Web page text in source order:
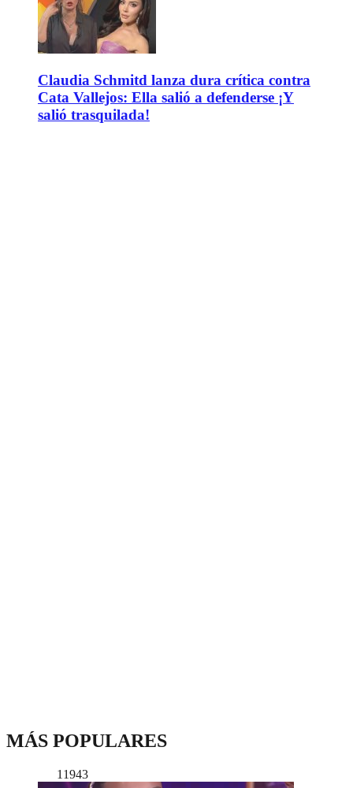
Claudia Schmitd lanza dura crítica contra
Cata Vallejos: Ella salió a defenderse ¡Y
salió trasquilada!
MÁS POPULARES
11943